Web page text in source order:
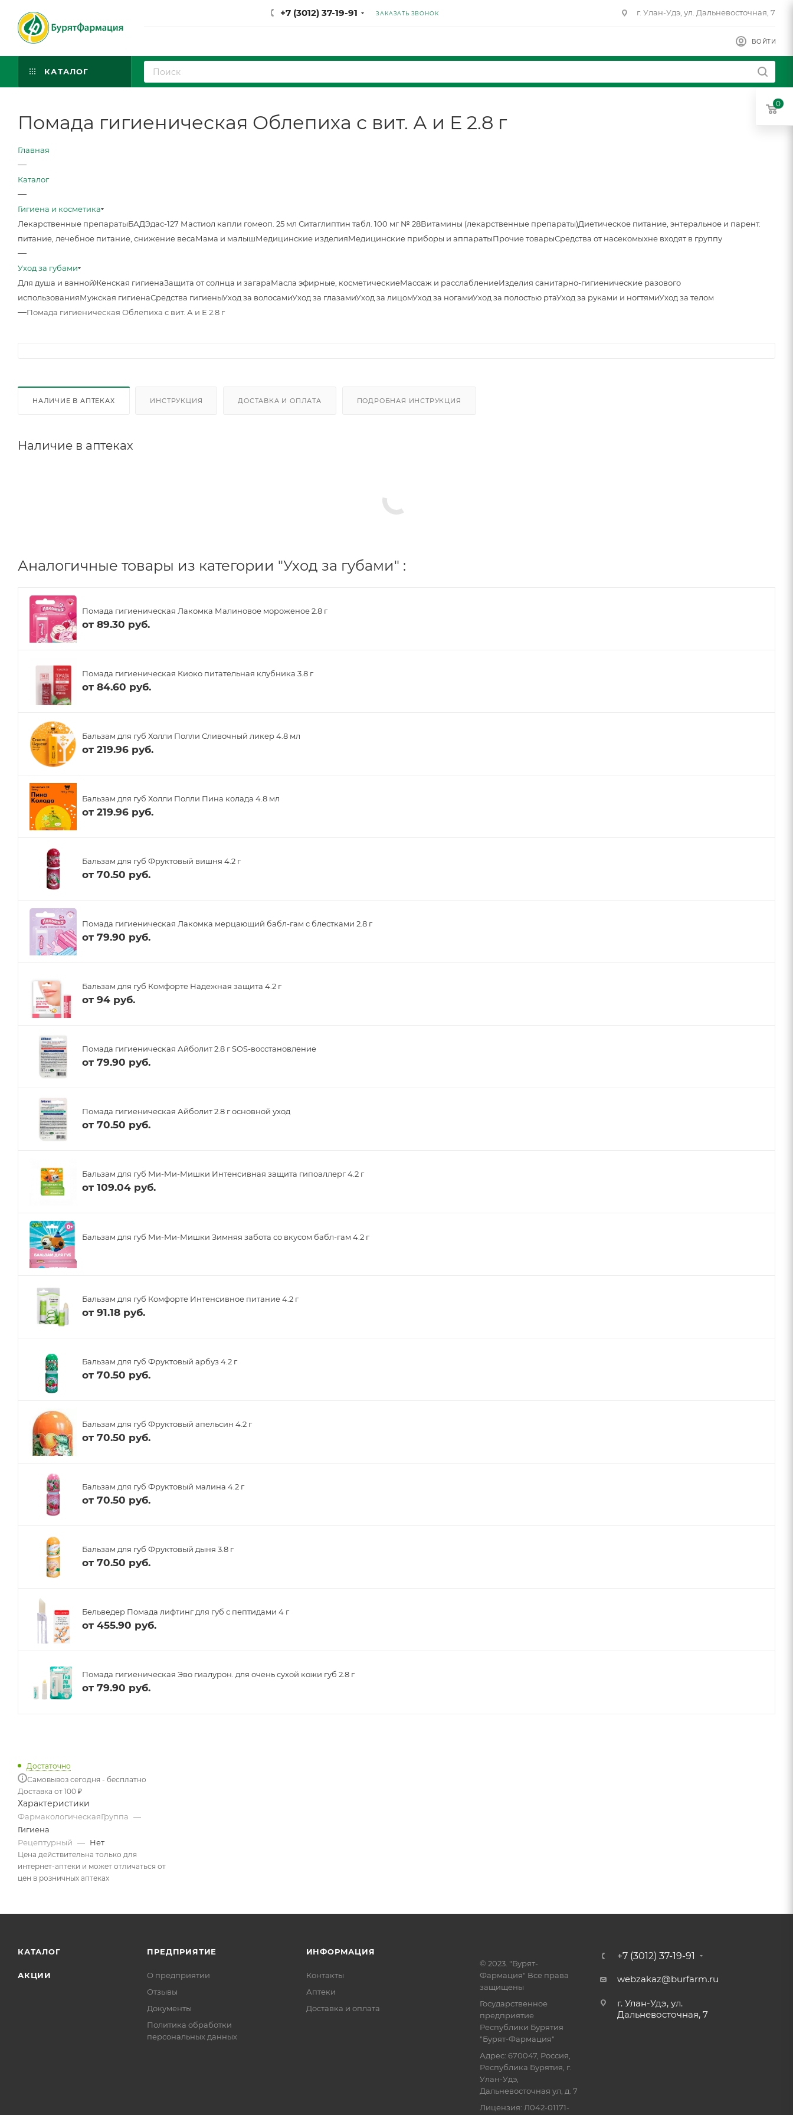
+7 (3012) 37-19-91 ЗАКАЗАТЬ ЗВОНОК г. Улан-Удэ, ул. Дальневосточная, 7
ВОЙТИ
КАТАЛОГ
Помада гигиеническая Облепиха с вит. А и Е 2.8 г
Главная
—
Каталог
—
Гигиена и косметика
Лекарственные препаратыБАДЭдас-127 Мастиол капли гомеоп. 25 мл Ситаглиптин табл. 100 мг № 28Витамины (лекарственные препараты)Диетическое питание, энтеральное и парент.
питание, лечебное питание, снижение весаМама и малышМедицинские изделияМедицинские приборы и аппаратыПрочие товарыСредства от насекомыхне входят в группу
—
Уход за губами
Для душа и ваннойЖенская гигиенаЗащита от солнца и загараМасла эфирные, косметическиеМассаж и расслаблениеИзделия санитарно-гигиенические разового
использованияМужская гигиенаСредства гигиеныУход за волосамиУход за глазамиУход за лицомУход за ногамиУход за полостью ртаУход за руками и ногтямиУход за телом
—Помада гигиеническая Облепиха с вит. А и Е 2.8 г
НАЛИЧИЕ В АПТЕКАХ ИНСТРУКЦИЯ ДОСТАВКА И ОПЛАТА ПОДРОБНАЯ ИНСТРУКЦИЯ
Наличие в аптеках
Аналогичные товары из категории "Уход за губами" :
Помада гигиеническая Лакомка Малиновое мороженое 2.8 г
от 89.30 руб.
Помада гигиеническая Киоко питательная клубника 3.8 г
от 84.60 руб.
Бальзам для губ Холли Полли Сливочный ликер 4.8 мл
от 219.96 руб.
Бальзам для губ Холли Полли Пина колада 4.8 мл
от 219.96 руб.
Бальзам для губ Фруктовый вишня 4.2 г
от 70.50 руб.
Помада гигиеническая Лакомка мерцающий бабл-гам с блестками 2.8 г
от 79.90 руб.
Бальзам для губ Комфорте Надежная защита 4.2 г
от 94 руб.
Помада гигиеническая Айболит 2.8 г SOS-восстановление
от 79.90 руб.
Помада гигиеническая Айболит 2.8 г основной уход
от 70.50 руб.
Бальзам для губ Ми-Ми-Мишки Интенсивная защита гипоаллерг 4.2 г
от 109.04 руб.
Бальзам для губ Ми-Ми-Мишки Зимняя забота со вкусом бабл-гам 4.2 г
Бальзам для губ Комфорте Интенсивное питание 4.2 г
от 91.18 руб.
Бальзам для губ Фруктовый арбуз 4.2 г
от 70.50 руб.
Бальзам для губ Фруктовый апельсин 4.2 г
от 70.50 руб.
Бальзам для губ Фруктовый малина 4.2 г
от 70.50 руб.
Бальзам для губ Фруктовый дыня 3.8 г
от 70.50 руб.
Бельведер Помада лифтинг для губ с пептидами 4 г
от 455.90 руб.
Помада гигиеническая Эво гиалурон. для очень сухой кожи губ 2.8 г
от 79.90 руб.
Достаточно
Самовывоз сегодня - бесплатно
Доставка от 100 ₽
Характеристики
ФармакологическаяГруппа —
Гигиена
Рецептурный — Нет
Цена действительна только для
интернет-аптеки и может отличаться от
цен в розничных аптеках
КАТАЛОГ
АКЦИИ
ПРЕДПРИЯТИЕ
О предприятии
Отзывы
Документы
Политика обработки
персональных данных
ИНФОРМАЦИЯ
Контакты
Аптеки
Доставка и оплата
© 2023. "Бурят-
Фармация" Все права
защищены
Государственное
предприятие
Республики Бурятия
"Бурят-Фармация"
Адрес: 670047, Россия,
Республика Бурятия, г.
Улан-Удэ,
Дальневосточная ул, д. 7
Лицензия: Л042-01171-
+7 (3012) 37-19-91
webzakaz@burfarm.ru
г. Улан-Удэ, ул.
Дальневосточная, 7
0